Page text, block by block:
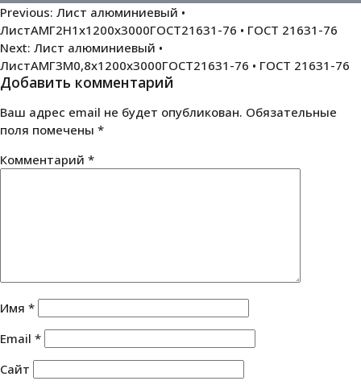
Навигация
по
записям
Previous: Лист алюминиевый •
ЛистАМГ2Н1х1200х3000ГОСТ21631-76 • ГОСТ 21631-76
Next: Лист алюминиевый •
ЛистАМГ3М0,8х1200х3000ГОСТ21631-76 • ГОСТ 21631-76
Добавить комментарий
Ваш адрес email не будет опубликован. Обязательные
поля помечены *
Комментарий *
Имя *
Email *
Сайт